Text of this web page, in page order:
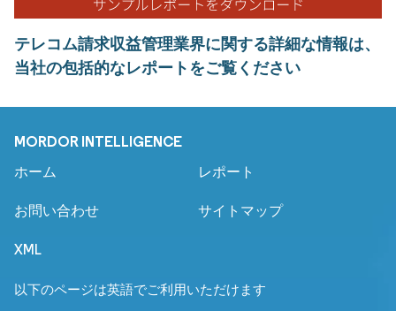
テレコム請求収益管理業界に関する詳細な情報は、
当社の包括的なレポートをご覧ください
MORDOR INTELLIGENCE
ホーム レポート
お問い合わせ サイトマップ
XML
以下のページは英語でご利用いただけます